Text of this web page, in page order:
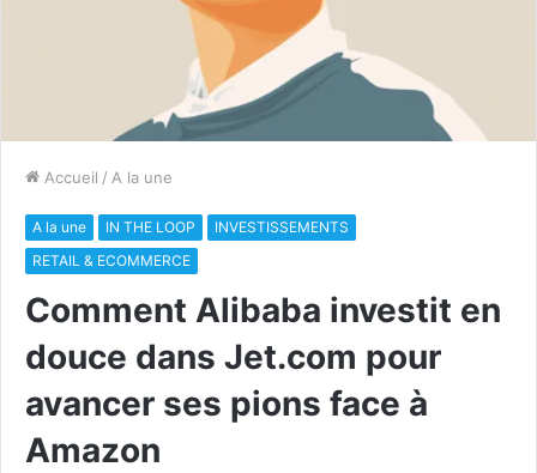
Accueil / A la une
A la une IN THE LOOP
INVESTISSEMENTS
RETAIL & ECOMMERCE
Comment Alibaba investit en
douce dans Jet.com pour
avancer ses pions face à
Amazon